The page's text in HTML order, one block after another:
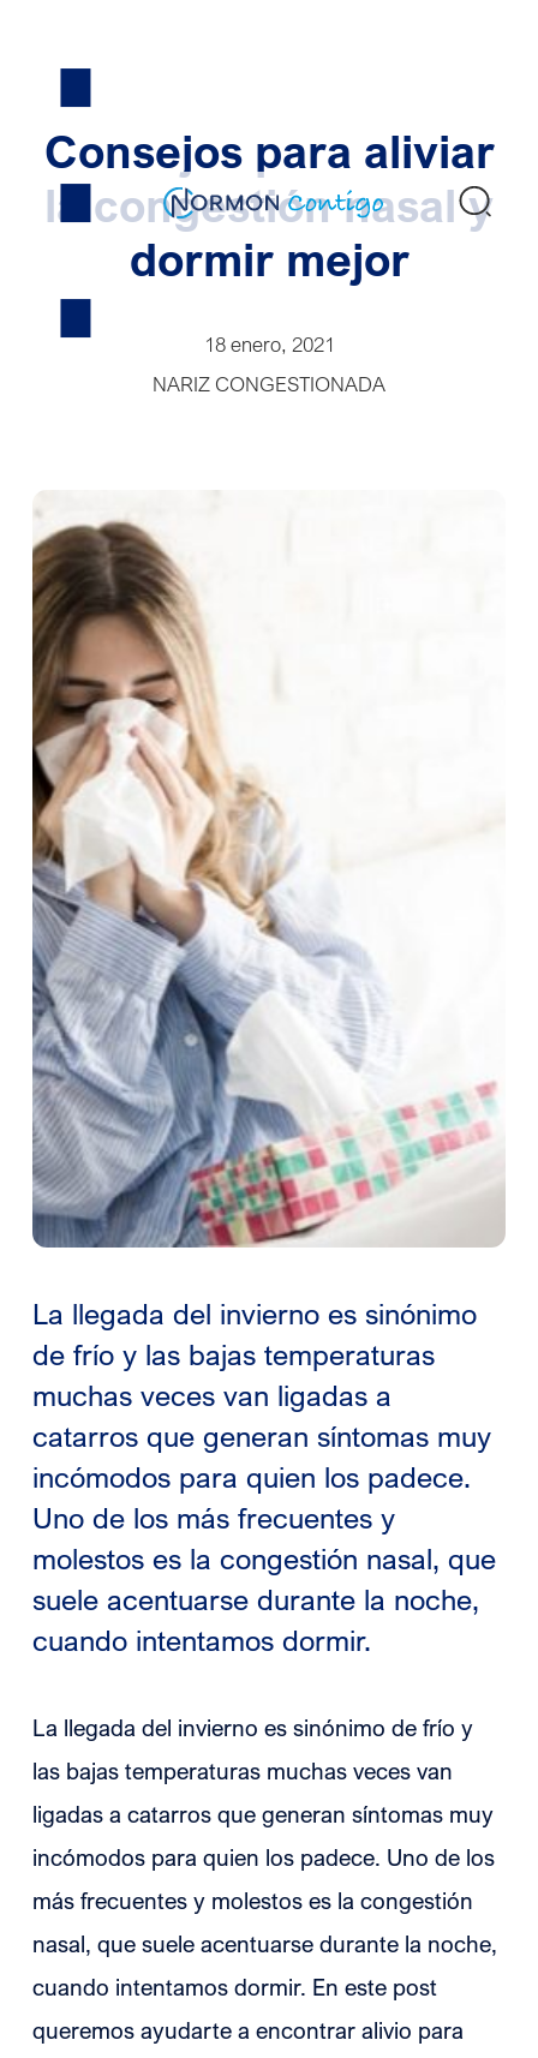
Consejos para aliviar
la congestión nasal y
dormir mejor
18 enero, 2021
NARIZ CONGESTIONADA
La llegada del invierno es sinónimo
de frío y las bajas temperaturas
muchas veces van ligadas a
catarros que generan síntomas muy
incómodos para quien los padece.
Uno de los más frecuentes y
molestos es la congestión nasal, que
suele acentuarse durante la noche,
cuando intentamos dormir.
La llegada del invierno es sinónimo de frío y
las bajas temperaturas muchas veces van
ligadas a catarros que generan síntomas muy
incómodos para quien los padece. Uno de los
más frecuentes y molestos es la congestión
nasal, que suele acentuarse durante la noche,
cuando intentamos dormir. En este post
queremos ayudarte a encontrar alivio para